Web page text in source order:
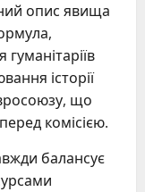
опис явища
історії
що
комісією.
балансує